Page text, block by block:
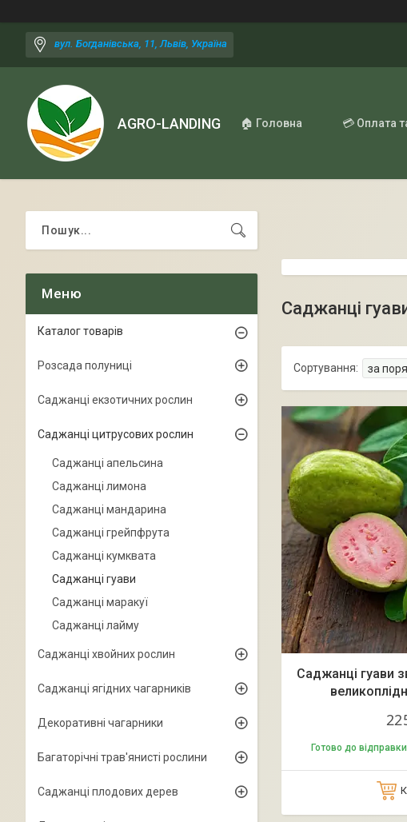
вул. Богданівська, 11, Львів, Україна
AGRO-LANDING 🏠 Головна 💳 Оплата
Саджанці
Саджанці гуави
Готово до відправки
Каталог товарів
Розсада полуниці
Саджанці екзотичних рослин
Саджанці цитрусових рослин
Саджанці апельсина
Саджанці лимона
Саджанці мандарина
Саджанці грейпфрута
Саджанці кумквата
Саджанці гуави
Саджанці маракуї
Саджанці лайму
Саджанці хвойних рослин
Саджанці ягідних чагарників
Декоративні чагарники
Багаторічні трав'янисті рослини
Саджанці плодових дерев